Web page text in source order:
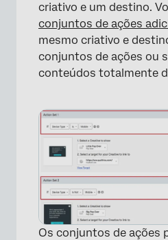
criativo e um destino.
conjuntos de ações
mesmo criativo e
conjuntos de ações ou
conteúdos totalmente
Os conjuntos de ações